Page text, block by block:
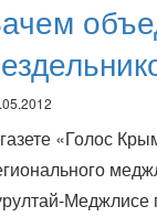
«Голос
Меджлисе